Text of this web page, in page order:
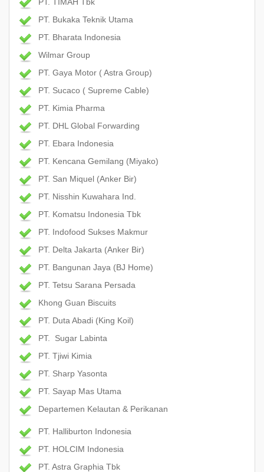
PT. Bukaka Teknik Utama
PT. Bharata Indonesia
Wilmar Group
PT. Gaya Motor ( Astra Group)
PT. Sucaco ( Supreme Cable)
PT. Kimia Pharma
PT. DHL Global Forwarding
PT. Ebara Indonesia
PT. Kencana Gemilang (Miyako)
PT. San Miquel (Anker Bir)
PT. Nisshin Kuwahara Ind.
PT. Komatsu Indonesia Tbk
PT. Indofood Sukses Makmur
PT. Delta Jakarta (Anker Bir)
PT. Bangunan Jaya (BJ Home)
PT. Tetsu Sarana Persada
Khong Guan Biscuits
PT. Duta Abadi (King Koil)
PT. Sugar Labinta
PT. Tjiwi Kimia
PT. Sharp Yasonta
PT. Sayap Mas Utama
Departemen Kelautan & Perikanan
PT. Halliburton Indonesia
PT. HOLCIM Indonesia
PT. Astra Graphia Tbk